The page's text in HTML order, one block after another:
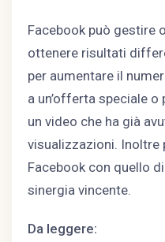
Facebook può gestire
ottenere risultati
per aumentare il
a un’offerta speciale o
un video che ha già
visualizzazioni. Inoltre
Facebook con quello
sinergia vincente.
Da leggere: